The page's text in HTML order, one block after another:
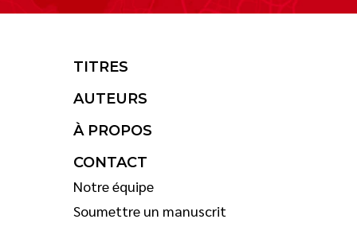
TITRES
AUTEURS
À PROPOS
CONTACT
Notre équipe
Soumettre un manuscrit